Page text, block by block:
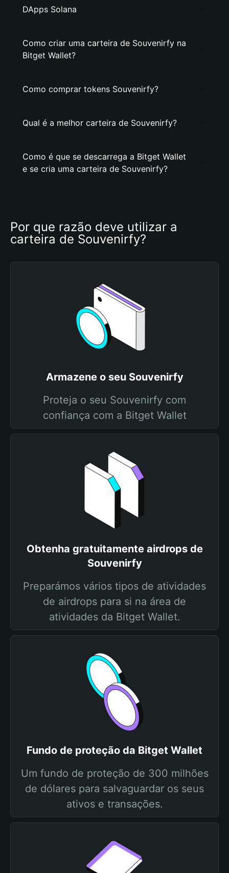
DApps Solana
Como criar uma carteira de Souvenirfy na
Bitget Wallet?
Como comprar tokens Souvenirfy?
Qual é a melhor carteira de Souvenirfy?
Como é que se descarrega a Bitget Wallet
e se cria uma carteira de Souvenirfy?
Por que razão deve utilizar a
carteira de Souvenirfy?
Armazene o seu Souvenirfy
Proteja o seu Souvenirfy com
confiança com a Bitget Wallet
Obtenha gratuitamente airdrops de
Souvenirfy
Preparámos vários tipos de atividades
de airdrops para si na área de
atividades da Bitget Wallet.
Fundo de proteção da Bitget Wallet
Um fundo de proteção de 300 milhões
de dólares para salvaguardar os seus
ativos e transações.